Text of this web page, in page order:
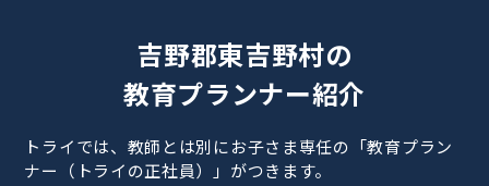
吉野郡東吉野村の
教育プランナー紹介
トライでは、教師とは別にお子さま専任の「教育プラン
ナー（トライの正社員）」がつきます。